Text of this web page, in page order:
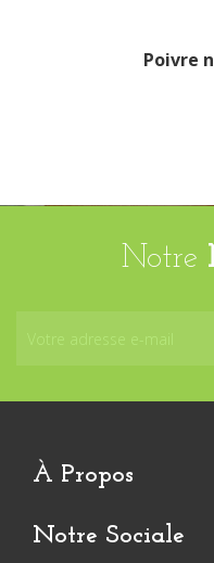
Poivre
Notre
À Propos
Notre Sociale